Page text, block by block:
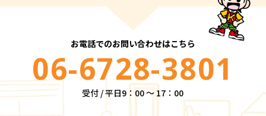
お電話でのお問い合わせはこちら
06-6728-3801
受付 / 平日9：00 ～ 17：00